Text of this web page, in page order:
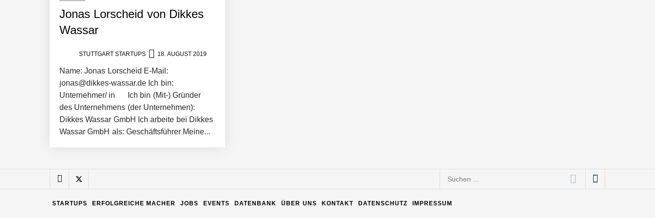
Jonas Lorscheid von Dikkes
Wassar
STUTTGART STARTUPS 18. AUGUST 2019
Name: Jonas Lorscheid E-Mail:
jonas@dikkes-wassar.de Ich bin:
Unternehmer/ in Ich bin (Mit-) Gründer
des Unternehmens (der Unternehmen):
Dikkes Wassar GmbH Ich arbeite bei Dikkes
Wassar GmbH als: Geschäftsführer Meine...
Matthias Nagel von Pyck
Maximilian Mack von Pyck
Suchen
STARTUPS ERFOLGREICHE MACHER JOBS EVENTS DATENBANK ÜBER UNS KONTAKT DATENSCHUTZ IMPRESSUM